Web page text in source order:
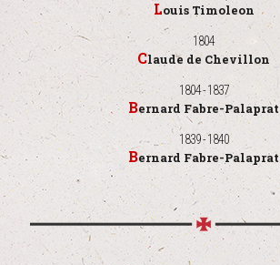
Louis Timoleon
1804
Claude de Chevillon
1804 - 1837
Bernard Fabre-Palaprat
1839 - 1840
Bernard Fabre-Palaprat